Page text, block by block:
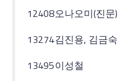
12408오나오미(진문)
13274김진용, 김금숙
13495이성철